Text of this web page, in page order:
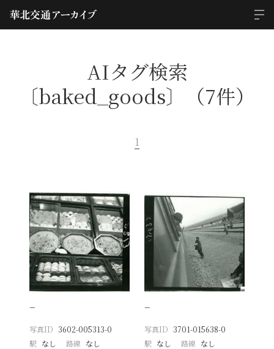
AIタグ検索
〔baked_goods〕（7件）
1
−
写真ID 3602-005313-0
駅 なし 路線 なし
−
写真ID 3701-015638-0
駅 なし 路線 なし